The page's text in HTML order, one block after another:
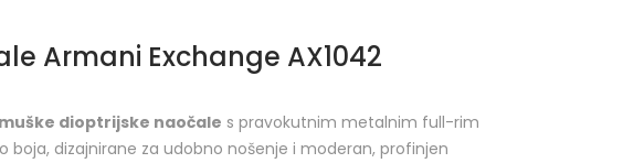
Armani Exchange AX1042
muške dioptrijske naočale s pravokutnim metalnim full-rim
boja, dizajnirane za udobno nošenje i moderan, profinjen